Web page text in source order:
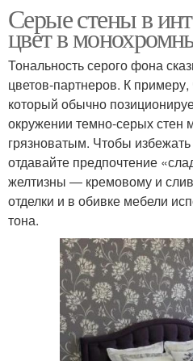
Серые стены в
цвет в
Тональность серого фона
цветов-партнеров. К
который обычно
окружении темно-серых стен
грязноватым. Чтобы
отдавайте предпочтение
желтизны ― кремовому и
отделки и в обивке мебели
тона.